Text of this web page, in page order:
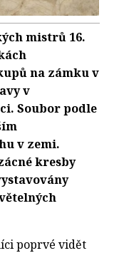
mistrů 16.
na zámku v
v
Soubor podle
v zemi.
kresby
poprvé vidět